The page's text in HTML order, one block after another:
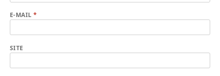
E-MAIL*
SITE